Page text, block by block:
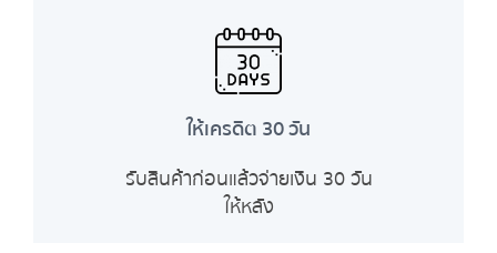
ให้เครดิต 30 วัน
รับสินค้าก่อนแล้วจ่ายเงิน 30 วัน
ให้หลัง